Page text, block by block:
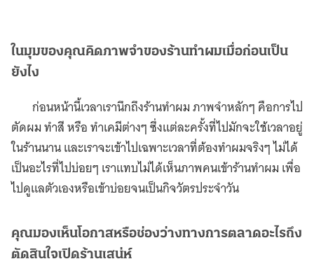
ในมุมของคุณคิดภาพจำของร้านทำผมเมื่อก่อนเป็น
ยังไง
ก่อนหน้านี้เวลาเรานึกถึงร้านทำผม ภาพจำหลักๆ คือการไป
ตัดผม ทำสี หรือ ทำเคมีต่างๆ ซึ่งเเต่ละครั้งที่ไปมักจะใช้เวลาอยู่
ในร้านนาน และเราจะเข้าไปเฉพาะเวลาที่ต้องทำผมจริงๆ ไม่ได้
เป็นอะไรที่ไปบ่อยๆ เราเเทบไม่ได้เห็นภาพคนเข้าร้านทำผม เพื่อ
ไปดูเเลตัวเองหรือเข้าบ่อยจนเป็นกิจวัตรประจำวัน
คุณมองเห็นโอกาสหรือช่องว่างทางการตลาดอะไรถึง
ตัดสินใจเปิดร้านเสน่ห์